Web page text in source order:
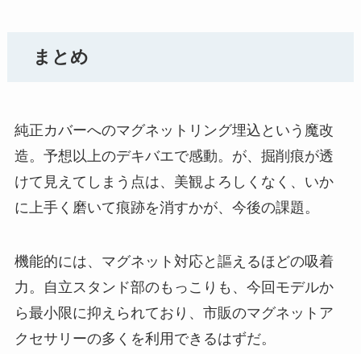
まとめ
純正カバーへのマグネットリング埋込という魔改
造。予想以上のデキバエで感動。が、掘削痕が透
けて見えてしまう点は、美観よろしくなく、いか
に上手く磨いて痕跡を消すかが、今後の課題。
機能的には、マグネット対応と謳えるほどの吸着
力。自立スタンド部のもっこりも、今回モデルか
ら最小限に抑えられており、市販のマグネットア
クセサリーの多くを利用できるはずだ。